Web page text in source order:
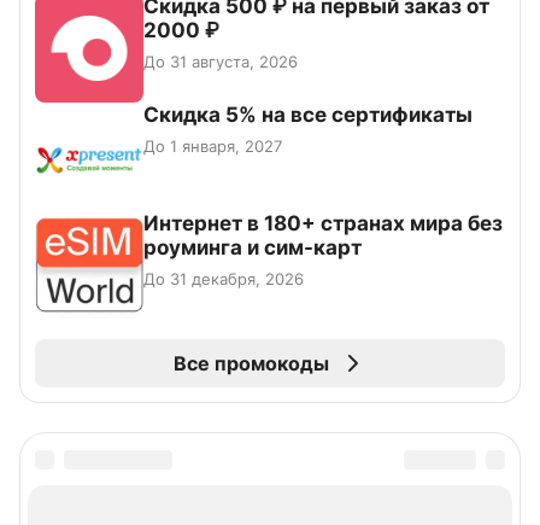
Скидка 500 ₽ на первый заказ от
2000 ₽
До 31 августа, 2026
Скидка 5% на все сертификаты
До 1 января, 2027
Интернет в 180+ странах мира без
роуминга и сим-карт
До 31 декабря, 2026
Все промокоды